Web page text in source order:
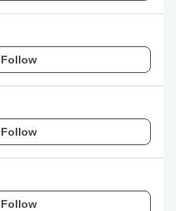
Follow
Follow
Follow